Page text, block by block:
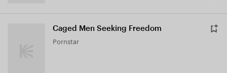
Caged Men Seeking Freedom
Pornstar